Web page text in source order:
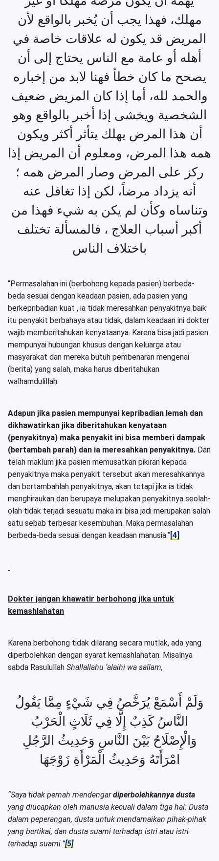
مهلك، فهذا يجب أن يُخبر بالواقع لأن
المريض قد يكون له علاقات خاصة في
أهله أو عامة مع الناس يحتاج إلى أن
يصحح ما كان خطأ فهنا لابد من إخباره
والحمد لله، أما إذا كان المريض ضعيف
الشخصية ويخشى إذا أخبر بالواقع وهو
أن هذا المرض يهلك يتأثر أكثر ويكون
همه هذا المرض، ومعلوم أن المريض إذا
ركز على المرض وصار المرض همه ؛
أنه يزداد مرضاً، لكن إذا تغافل عنه
وتناساه وكأن لم يكن به شيء فهذا من
أكبر أسباب العلاج ، فالمسألة تختلف
باختلاف الناس
“Permasalahan ini (berbohong kepada pasien) berbeda-
beda sesuai dengan keadaan pasien, ada pasien yang
berkepribadian kuat , ia tidak meresahkan penyakitnya baik
itu penyakit berbahaya atau tidak, dalam keadaan ini dokter
wajib memberitahukan kenyataanya. Karena bisa jadi pasien
mempunyai hubungan khusus dengan keluarga atau
masyarakat dan mereka butuh pembenaran mengenai
(berita) yang salah, maka harus diberitahukan
walhamdulillah.
Adapun jika pasien mempunyai kepribadian lemah dan
dikhawatirkan jika diberitahukan kenyataan
(penyakitnya) maka penyakit ini bisa memberi dampak
(bertambah parah) dan ia meresahkan penyakitnya. Dan
telah maklum jika pasien memusatkan pikiran kepada
penyakitnya maka penyakit tersebut akan meresahkannya
dan bertambahlah penyakitnya, akan tetapi jika ia tidak
menghiraukan dan berupaya melupakan penyakitnya seolah-
olah tidak terjadi sesuatu maka ini bisa jadi merupakan salah
satu sebab terbesar kesembuhan. Maka permasalahan
berbeda-beda sesuai dengan keadaan manusia.”[4]
Dokter jangan khawatir berbohong jika untuk
kemashlahatan
Karena berbohong tidak dilarang secara mutlak, ada yang
diperbolehkan dengan syarat kemashlahatan. Misalnya
sabda Rasulullah Shallallahu ‘alaihi wa sallam,
وَلَمْ أَسْمَعْ يُرَخَّصُ فِي شَيْءٍ مِمَّا يَقُولُ
النَّاسُ كَذِبٌ إِلَّا فِي ثَلَاثٍ الْحَرْبُ
وَالْإِصْلَاحُ بَيْنَ النَّاسِ وَحَدِيثُ الرَّجُلِ
امْرَأَتَهُ وَحَدِيثُ الْمَرْأَةِ زَوْجَهَا
“Saya tidak pernah mendengardiperbolehkannya dusta
yang diucapkan oleh manusia kecuali dalam tiga hal: Dusta
dalam peperangan, dusta untuk mendamaikan pihak-pihak
yang bertikai, dan dusta suami terhadap istri atau istri
terhadap suami.”[5]